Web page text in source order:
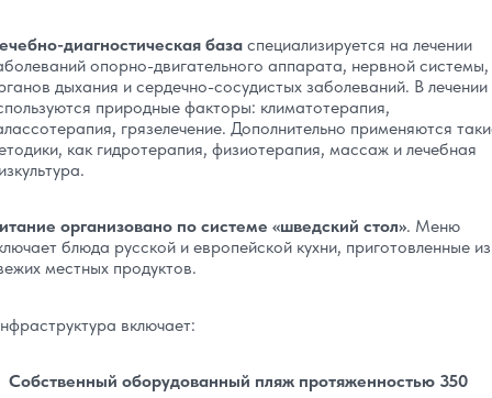
диагностическая база специализируется на лечении
опорно-двигательного аппарата, нервной системы,
дыхания и сердечно-сосудистых заболеваний. В лечении
природные факторы: климатотерапия,
грязелечение. Дополнительно применяются
как гидротерапия, физиотерапия, массаж и лечебная
организовано по системе «шведский стол». Меню
блюда русской и европейской кухни, приготовленные из
местных продуктов.
включает:
Собственный оборудованный пляж протяженностью 350